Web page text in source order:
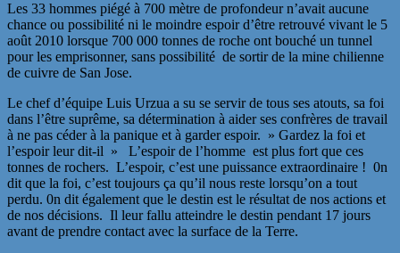
Les 33 hommes piégé à 700 mètre de profondeur n’avait aucune
chance ou possibilité ni le moindre espoir d’être retrouvé vivant le 5
août 2010 lorsque 700 000 tonnes de roche ont bouché un tunnel
pour les emprisonner, sans possibilité de sortir de la mine chilienne
de cuivre de San Jose.
Le chef d’équipe Luis Urzua a su se servir de tous ses atouts, sa foi
dans l’être suprême, sa détermination à aider ses confrères de travail
à ne pas céder à la panique et à garder espoir. » Gardez la foi et
l’espoir leur dit-il » L’espoir de l’homme est plus fort que ces
tonnes de rochers. L’espoir, c’est une puissance extraordinaire ! 0n
dit que la foi, c’est toujours ça qu’il nous reste lorsqu’on a tout
perdu. 0n dit également que le destin est le résultat de nos actions et
de nos décisions. Il leur fallu atteindre le destin pendant 17 jours
avant de prendre contact avec la surface de la Terre.